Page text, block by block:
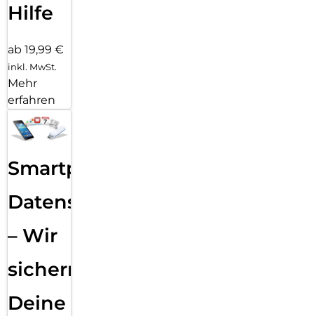
Hilfe
ab 19,99 €
inkl. MwSt.
Mehr
erfahren
Smartphone
Datensicherung
– Wir
sichern
Deine